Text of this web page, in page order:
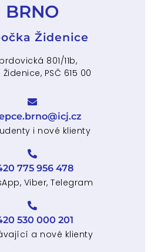
BRNO
Židenice
801/11b,
PSČ 615 00
i nové klienty
775 956 478
Viber, Telegram
530 000 201
a nové klienty